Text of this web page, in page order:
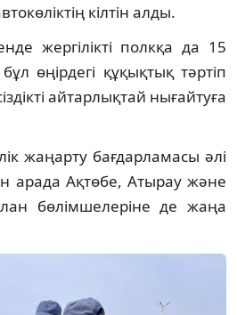
кілтін алды.
жергілікті полкқа да 15
өңірдегі құқықтық тәртіп
айтарлықтай нығайтуға
жаңарту бағдарламасы әлі
арада Ақтөбе, Атырау және
бөлімшелеріне де жаңа